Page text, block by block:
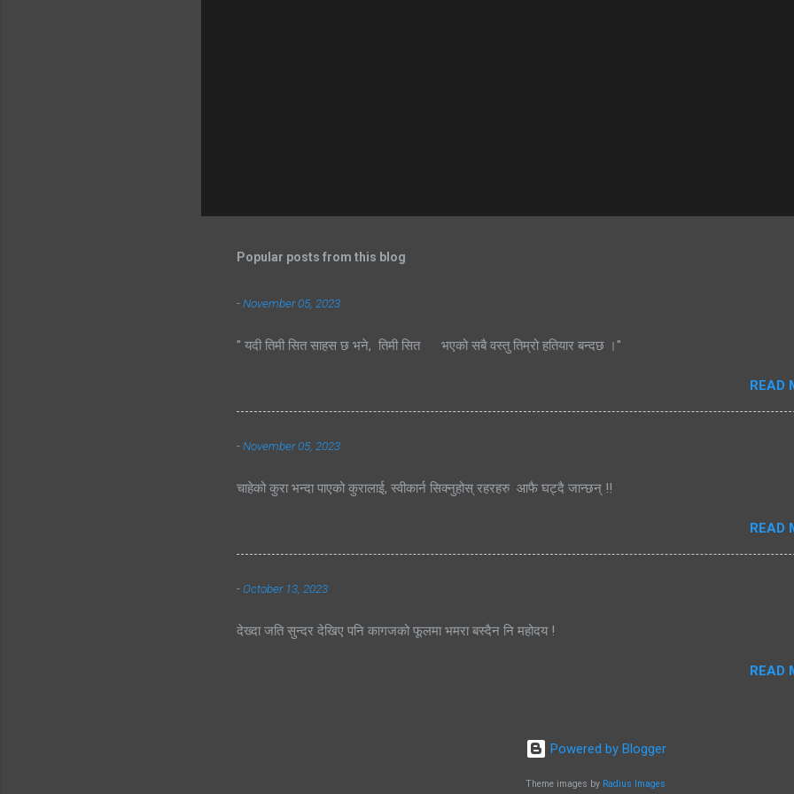
Popular posts from this blog
-November 05, 2023
" यदी तिमी सित साहस छ भने, तिमी सित भएको सबै वस्तु तिम्रो हतियार बन्दछ ।"
READ
-November 05, 2023
चाहेको कुरा भन्दा पाएको कुरालाई, स्वीकार्न सिक्नुहोस् रहरहरु आफै घट्दै जान्छन् !!
READ
-October 13, 2023
देख्दा जति सुन्दर देखिए पनि कागजको फूलमा भमरा बस्दैन नि महोदय !
READ
Powered by Blogger
Theme images by Radius Images